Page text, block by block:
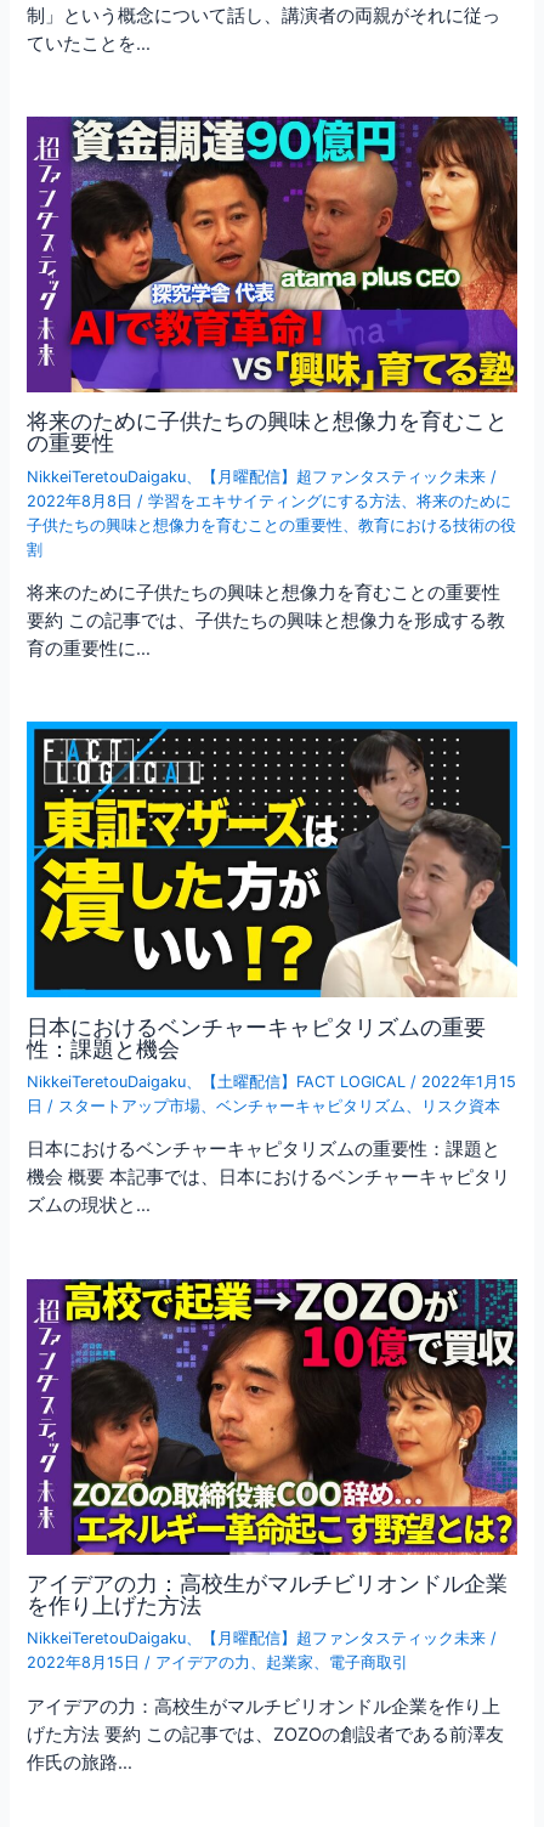
制」という概念について話し、講演者の両親がそれに従っ
ていたことを…
将来のために子供たちの興味と想像力を育むこと
の重要性
NikkeiTeretouDaigaku 【月曜配信】超ファンタスティック未来 /
2022年8月8日 /学習をエキサイティングにする方法 、将来のために
子供たちの興味と想像力を育むことの重要性 、教育における技術の役
割
将来のために子供たちの興味と想像力を育むことの重要性
要約 この記事では、子供たちの興味と想像力を形成する教
育の重要性に…
日本におけるベンチャーキャピタリズムの重要
性：課題と機会
NikkeiTeretouDaigaku 【土曜配信】FACT LOGICAL / 2022年1月15
日 / スタートアップ市場 、ベンチャーキャピタリズム リスク資本
日本におけるベンチャーキャピタリズムの重要性：課題と
機会 概要 本記事では、日本におけるベンチャーキャピタリ
ズムの現状と…
アイデアの力：高校生がマルチビリオンドル企業
を作り上げた方法
NikkeiTeretouDaigaku、 【月曜配信】超ファンタスティック未来 /
2022年8月15日 / アイデアの力 、 起業家、 電子商取引
アイデアの力：高校生がマルチビリオンドル企業を作り上
げた方法 要約 この記事では、ZOZOの創設者である前澤友
作氏の旅路…